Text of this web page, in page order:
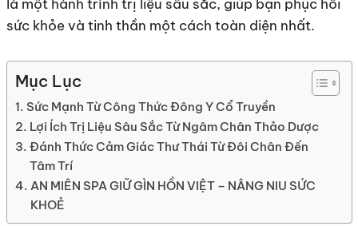
là một hành trình trị liệu sâu sắc, giúp bạn phục hồi
sức khỏe và tinh thần một cách toàn diện nhất.
Mục Lục
Sức Mạnh Từ Công Thức Đông Y Cổ Truyền
Lợi Ích Trị Liệu Sâu Sắc Từ Ngâm Chân Thảo Dược
Đánh Thức Cảm Giác Thư Thái Từ Đôi Chân Đến
Tâm Trí
AN MIÊN SPA GIỮ GÌN HỒN VIỆT – NÂNG NIU SỨC
KHOẺ